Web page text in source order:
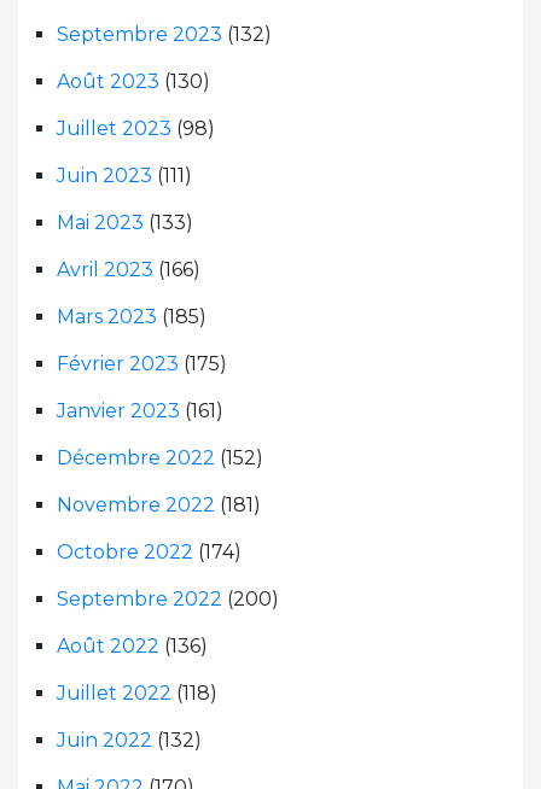
Septembre 2023 (132)
Août 2023 (130)
Juillet 2023 (98)
Juin 2023 (111)
Mai 2023 (133)
Avril 2023 (166)
Mars 2023 (185)
Février 2023 (175)
Janvier 2023 (161)
Décembre 2022 (152)
Novembre 2022 (181)
Octobre 2022 (174)
Septembre 2022 (200)
Août 2022 (136)
Juillet 2022 (118)
Juin 2022 (132)